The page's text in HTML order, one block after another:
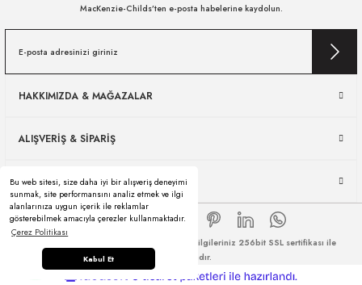
Bu web sitesi, size daha iyi bir alışveriş deneyimi
sunmak, site performansını analiz etmek ve ilgi
alanlarınıza uygun içerik ile reklamlar
gösterebilmek amacıyla çerezler kullanmaktadır.
Çerez Politikası
Kabul Et
MacKenzie-Childs’ten e-posta habelerine kaydolun.
HAKKIMIZDA & MAĞAZALAR
ALIŞVERİŞ & SİPARİŞ
ÜRÜN KULLANIMI & SERVİS
© 2026 Tüm Hakları Saklıdır. Kredi kartı bilgileriniz 256bit SSL sertifikası ile
korunmaktadır.
e-